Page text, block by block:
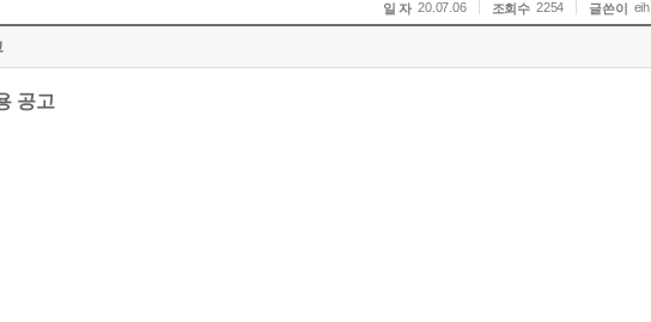
일 자 20.07.06 조회수 2254 글쓴이 eih
공고